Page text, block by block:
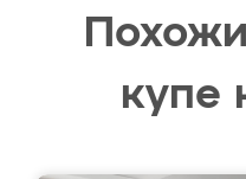
купе